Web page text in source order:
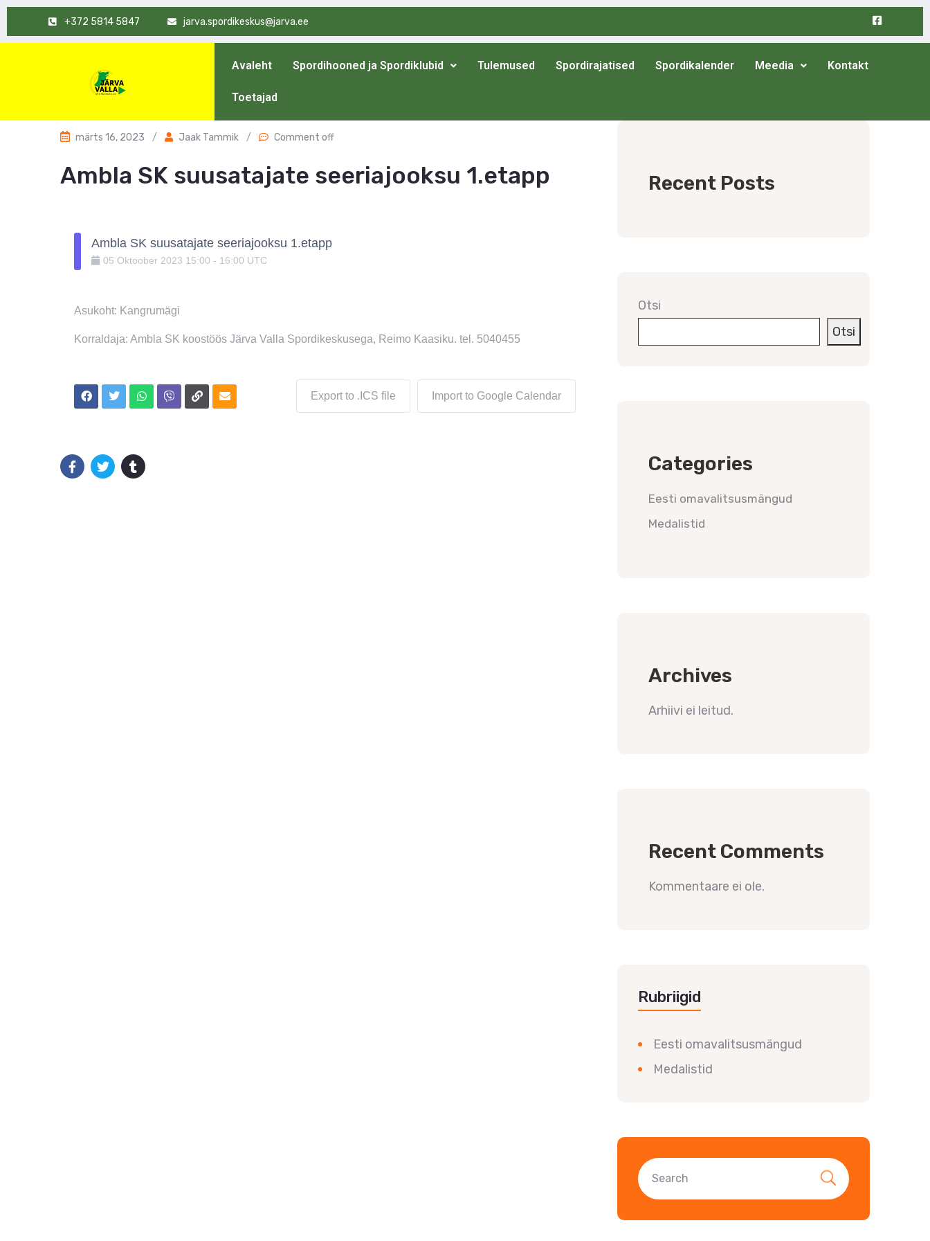
+372 5814 5847 jarva.spordikeskus@jarva.ee
Avaleht Spordihooned ja Spordiklubid Tulemused Spordirajatised Spordikalender Meedia Kontakt
Toetajad
märts 16, 2023 / Jaak Tammik / Comment off
Ambla SK suusatajate seeriajooksu 1.etapp
Ambla SK suusatajate seeriajooksu 1.etapp
05 Oktoober 2023 15:00 - 16:00 UTC
Asukoht: Kangrumägi
Korraldaja: Ambla SK koostöös Järva Valla Spordikeskusega, Reimo Kaasiku. tel. 5040455
Export to .ICS file Import to Google Calendar
Recent Posts
Otsi
Otsi
Categories
Eesti omavalitsusmängud
Medalistid
Archives
Arhiivi ei leitud.
Recent Comments
Kommentaare ei ole.
Rubriigid
Eesti omavalitsusmängud
Medalistid